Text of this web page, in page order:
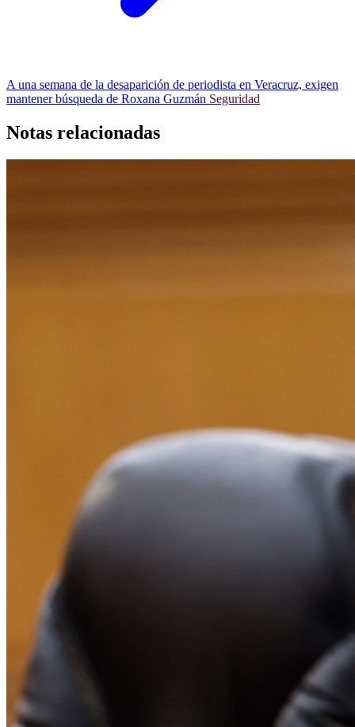
A una semana de la desaparición de periodista en Veracruz, exigen
mantener búsqueda de Roxana Guzmán Seguridad
Notas relacionadas